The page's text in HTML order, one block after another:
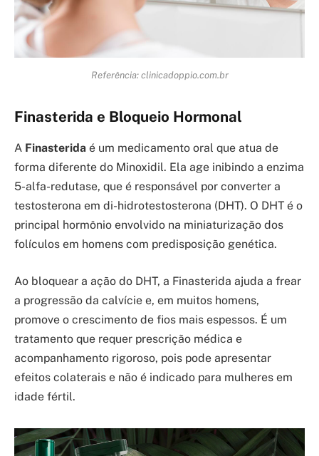
Referência: clinicadoppio.com.br
Finasterida e Bloqueio Hormonal
A Finasterida é um medicamento oral que atua de
forma diferente do Minoxidil. Ela age inibindo a enzima
5-alfa-redutase, que é responsável por converter a
testosterona em di-hidrotestosterona (DHT). O DHT é o
principal hormônio envolvido na miniaturização dos
folículos em homens com predisposição genética.
Ao bloquear a ação do DHT, a Finasterida ajuda a frear
a progressão da calvície e, em muitos homens,
promove o crescimento de fios mais espessos. É um
tratamento que requer prescrição médica e
acompanhamento rigoroso, pois pode apresentar
efeitos colaterais e não é indicado para mulheres em
idade fértil.